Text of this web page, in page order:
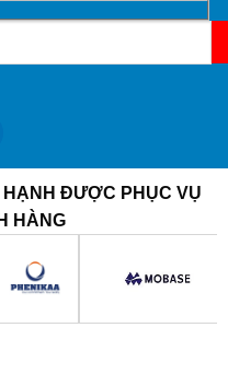
HẠNH ĐƯỢC PHỤC VỤ
HÀNG